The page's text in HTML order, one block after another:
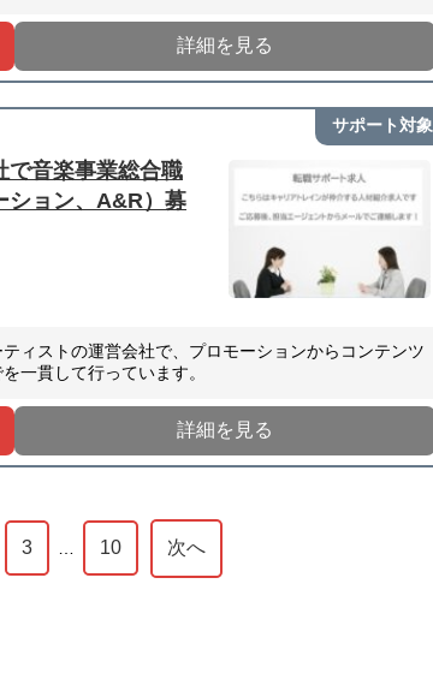
詳細を見る
サポート対象
で音楽事業総合職
ション、A&R）募
ィストの運営会社で、プロモーションからコンテンツ
一貫して行っています。
詳細を見る
3 10 次へ